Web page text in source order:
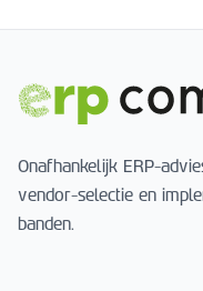
Onafhankelijk ERP-
vendor-selectie en
banden.